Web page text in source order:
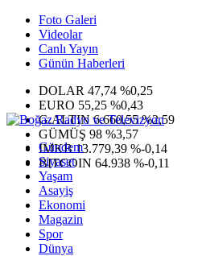
Foto Galeri
Videolar
Canlı Yayın
Günün Haberleri
DOLAR 47,74 %0,25
EURO 55,25 %0,43
G.ALTIN6.660,55 %2,59
GÜMÜŞ 98 %3,57
IMKB13.779,39 %-0,14
BITCOIN 64.938 %-0,11
Gündem
Siyaset
Yaşam
Asayiş
Ekonomi
Magazin
Spor
Dünya